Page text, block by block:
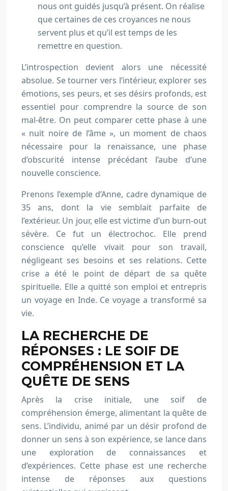
nous ont guidés jusqu’à présent. On réalise
que certaines de ces croyances ne nous
servent plus et qu’il est temps de les
remettre en question.
L’introspection devient alors une nécessité
absolue. Se tourner vers l’intérieur, explorer ses
émotions, ses peurs, et ses désirs profonds, est
essentiel pour comprendre la source de son
mal-être. On peut comparer cette phase à une
« nuit noire de l’âme », un moment de chaos
nécessaire pour la renaissance, une phase
d’obscurité intense précédant l’aube d’une
nouvelle conscience.
Prenons l’exemple d’Anne, cadre dynamique de
35 ans, dont la vie semblait parfaite de
l’extérieur. Un jour, elle est victime d’un burn-out
sévère. Ce fut un électrochoc. Elle prend
conscience qu’elle vivait pour son travail,
négligeant ses besoins et ses relations. Cette
crise a été le point de départ de sa quête
spirituelle. Elle a quitté son emploi et entrepris
un voyage en Inde. Ce voyage a transformé sa
vie.
LA RECHERCHE DE
RÉPONSES : LE SOIF DE
COMPRÉHENSION ET LA
QUÊTE DE SENS
Après la crise initiale, une soif de
compréhension émerge, alimentant la quête de
sens. L’individu, animé par un désir profond de
donner un sens à son expérience, se lance dans
une exploration de connaissances et
d’expériences. Cette phase est une recherche
intense de réponses aux questions